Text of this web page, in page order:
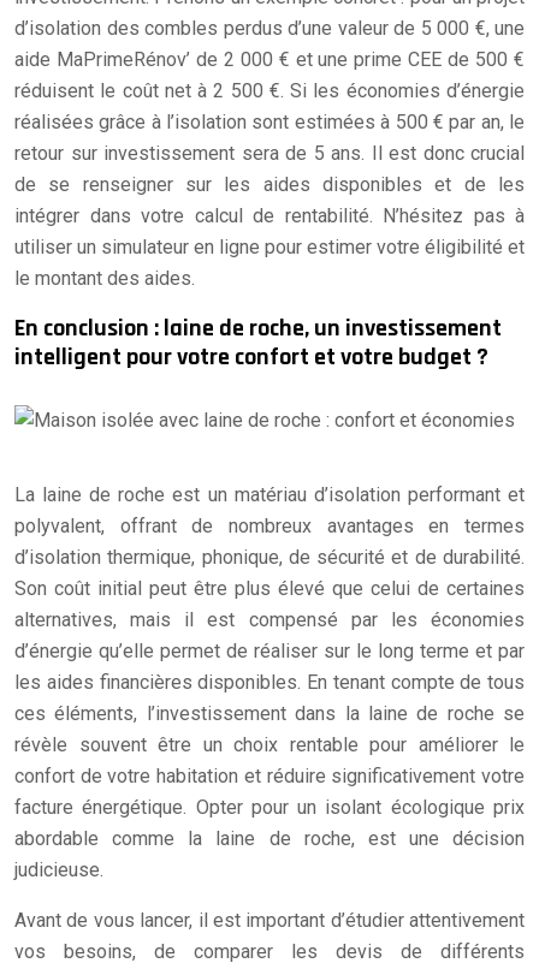
d’isolation des combles perdus d’une valeur de 5 000 €, une
aide MaPrimeRénov’ de 2 000 € et une prime CEE de 500 €
réduisent le coût net à 2 500 €. Si les économies d’énergie
réalisées grâce à l’isolation sont estimées à 500 € par an, le
retour sur investissement sera de 5 ans. Il est donc crucial
de se renseigner sur les aides disponibles et de les
intégrer dans votre calcul de rentabilité. N’hésitez pas à
utiliser un simulateur en ligne pour estimer votre éligibilité et
le montant des aides.
En conclusion : laine de roche, un investissement
intelligent pour votre confort et votre budget ?
La laine de roche est un matériau d’isolation performant et
polyvalent, offrant de nombreux avantages en termes
d’isolation thermique, phonique, de sécurité et de durabilité.
Son coût initial peut être plus élevé que celui de certaines
alternatives, mais il est compensé par les économies
d’énergie qu’elle permet de réaliser sur le long terme et par
les aides financières disponibles. En tenant compte de tous
ces éléments, l’investissement dans la laine de roche se
révèle souvent être un choix rentable pour améliorer le
confort de votre habitation et réduire significativement votre
facture énergétique. Opter pour un isolant écologique prix
abordable comme la laine de roche, est une décision
judicieuse.
Avant de vous lancer, il est important d’étudier attentivement
vos besoins, de comparer les devis de différents